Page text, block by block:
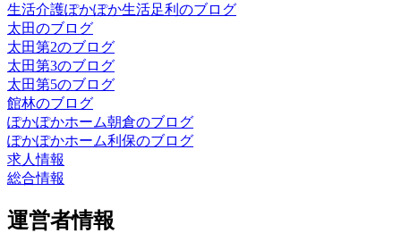
生活介護ぽかぽか生活足利のブログ
太田のブログ
太田第2のブログ
太田第3のブログ
太田第5のブログ
館林のブログ
ぽかぽかホーム朝倉のブログ
ぽかぽかホーム利保のブログ
求人情報
総合情報
運営者情報